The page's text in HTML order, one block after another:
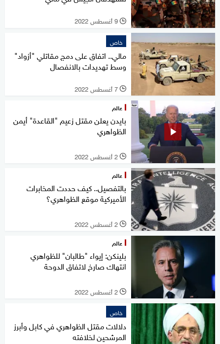
l 9 أغسطس 2022
خاص
مالي.. اتفاق على دمج مقاتلي "أزواد"
وسط تهديدات بالانفصال
l 7 أغسطس 2022
عالم
بايدن يعلن مقتل زعيم "القاعدة" أيمن
الظواهري
l 2 أغسطس 2022
عالم
بالتفصيل.. كيف حددت المخابرات
الأميركية موقع الظواهري؟
l 2 أغسطس 2022
عالم
بلينكن: إيواء "طالبان" للظواهري
انتهاك صارخ لاتفاق الدوحة
l 2 أغسطس 2022
خاص
دلالات مقتل الظواهري في كابل وأبرز
المرشحين لخلافته